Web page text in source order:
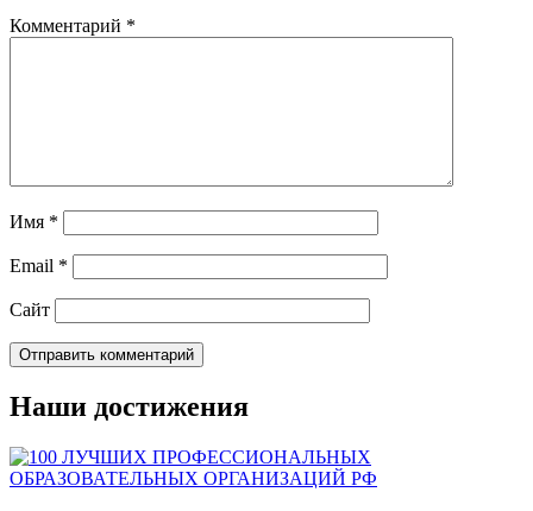
Комментарий *
Имя *
Email *
Сайт
Наши достижения